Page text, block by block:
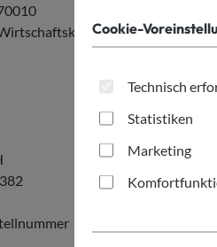
Cookie-
Technisch
Statistiken
Marketing